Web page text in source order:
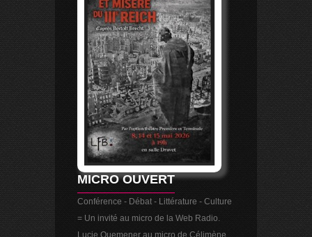
MICRO OUVERT
Conférence - Débat - Littérature - Culture
= Un invité au micro de la Web Radio.
Lucie Quemener au micro de Célimène